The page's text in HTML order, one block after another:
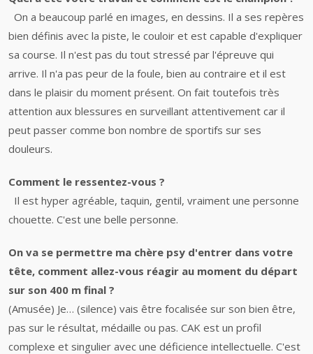
On a beaucoup parlé en images, en dessins. Il a ses repères
bien définis avec la piste, le couloir et est capable d'expliquer
sa course. Il n'est pas du tout stressé par l'épreuve qui
arrive. Il n'a pas peur de la foule, bien au contraire et il est
dans le plaisir du moment présent. On fait toutefois très
attention aux blessures en surveillant attentivement car il
peut passer comme bon nombre de sportifs sur ses
douleurs.
Comment le ressentez-vous ?
Il est hyper agréable, taquin, gentil, vraiment une personne
chouette. C'est une belle personne.
On va se permettre ma chère psy d'entrer dans votre
tête, comment allez-vous réagir au moment du départ
sur son 400 m final ?
(Amusée) Je… (silence) vais être focalisée sur son bien être,
pas sur le résultat, médaille ou pas. CAK est un profil
complexe et singulier avec une déficience intellectuelle. C'est